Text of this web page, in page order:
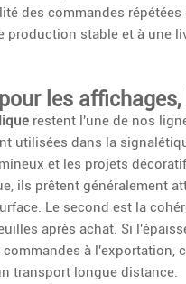
des commandes répétées
stable et à une
les
restent l'une de nos
utilisées dans la
et les projets
ils prêtent généralement
Le second est la
après achat. Si
à l'exportation,
transport longue distance.